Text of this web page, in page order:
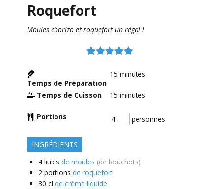
Roquefort
Moules chorizo et roquefort un régal !
Temps de Préparation
15 minutes
Temps de Cuisson 15 minutes
Portions personnes
INGRÉDIENTS
4 litres de moules (de bouchots)
2 portions de roquefort
30 cl de crème liquide